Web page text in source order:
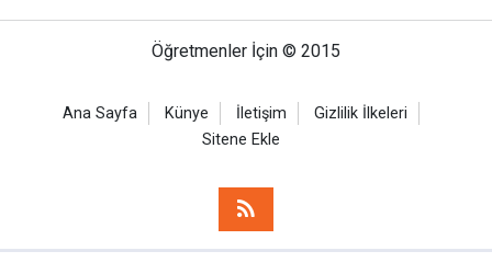
Öğretmenler İçin © 2015
Ana Sayfa Künye İletişim
Gizlilik İlkeleri
Sitene Ekle